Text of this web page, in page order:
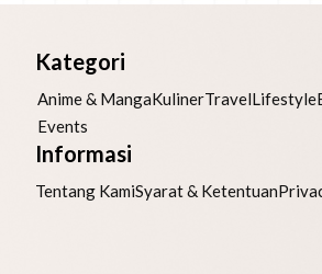
Kategori
Anime & MangaKulinerTravelLifestyle
Events
Informasi
Tentang KamiSyarat & Ketentuan